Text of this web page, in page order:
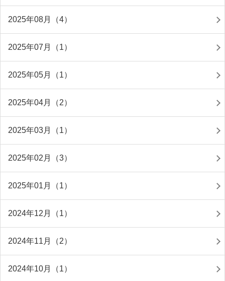
2025年08月（4）
2025年07月（1）
2025年05月（1）
2025年04月（2）
2025年03月（1）
2025年02月（3）
2025年01月（1）
2024年12月（1）
2024年11月（2）
2024年10月（1）